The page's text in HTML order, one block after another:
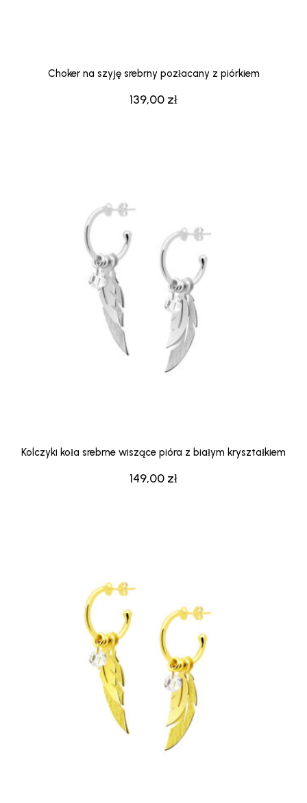
139,00 zł
Choker na szyję srebrny pozłacany z piórkiem
149,00 zł
Kolczyki koła srebrne wiszące pióra z białym kryształkiem